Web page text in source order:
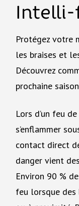
Intelli-
Protégez votre
les braises et
Découvrez
prochaine
Lors d’un feu
s’enflammer
contact direct
danger vient
Environ 90 %
feu lorsque